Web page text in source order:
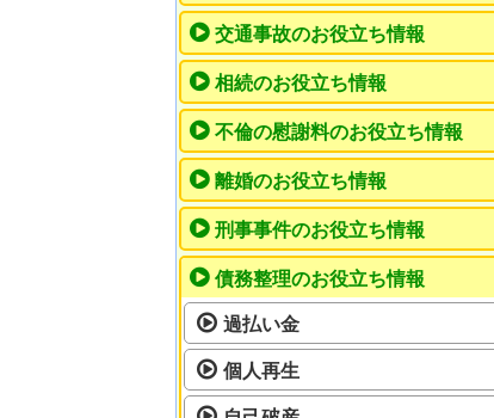
交通事故のお役立ち情報
相続のお役立ち情報
不倫の慰謝料のお役立ち情報
離婚のお役立ち情報
刑事事件のお役立ち情報
債務整理のお役立ち情報
過払い金
個人再生